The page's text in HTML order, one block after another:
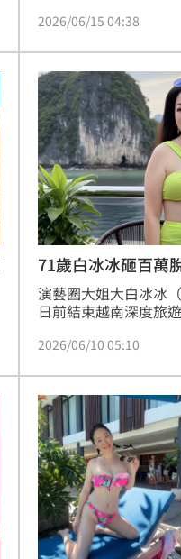
腿，她俏皮問大家：
面」，立刻引發全場
2026/06/15 04:38
71歲白冰冰砸百萬
尼
演藝圈大姐大白冰冰
日前結束越南深度旅
金曲頒獎典禮即將登
YouTube 頻道大方釋
自己在下龍灣豪華遊
換上火辣比基尼的震
向，笑稱這波清涼福
曲紅毯
2026/06/10 05:10